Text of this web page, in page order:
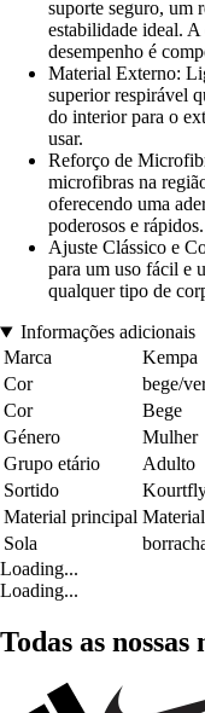
suporte seguro, um
estabilidade ideal. A
desempenho é
Material Externo:
superior respirável
do interior para o
usar.
Reforço de
microfibras na
oferecendo uma
poderosos e rápidos.
Ajuste Clássico e
para um uso fácil e
qualquer tipo de
Informações adicionais
Marca
Kempa
Cor
bege/
Cor
Bege
Género
Mulher
Grupo etário
Adulto
Sortido
Material principal
Sola
Loading...
Loading...
Todas as nossas